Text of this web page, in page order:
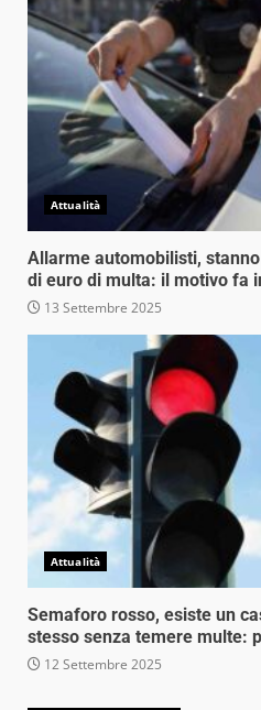
Attualità
Allarme automobilisti,
di euro di multa: il motivo fa
13 Settembre 2025
Attualità
Semaforo rosso, esiste un
stesso senza temere multe:
12 Settembre 2025